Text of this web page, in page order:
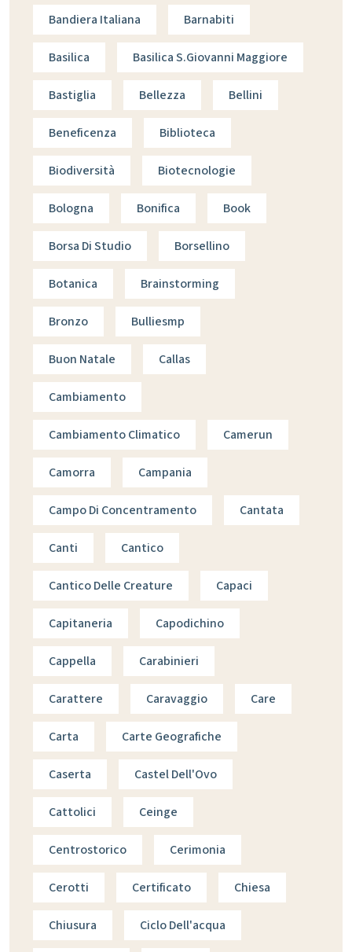
Bandiera Italiana Barnabiti
Basilica Basilica S.giovanni Maggiore
Bastiglia Bellezza Bellini
Beneficenza Biblioteca
Biodiversità Biotecnologie
Bologna Bonifica Book
Borsa Di Studio Borsellino
Botanica Brainstorming
Bronzo Bulliesmp
Buon Natale Callas
Cambiamento
Cambiamento Climatico Camerun
Camorra Campania
Campo Di Concentramento Cantata
Canti Cantico
Cantico Delle Creature Capaci
Capitaneria Capodichino
Cappella Carabinieri
Carattere Caravaggio Care
Carta Carte Geografiche
Caserta Castel Dell'Ovo
Cattolici Ceinge
Centrostorico Cerimonia
Cerotti Certificato Chiesa
Chiusura Ciclo Dell'acqua